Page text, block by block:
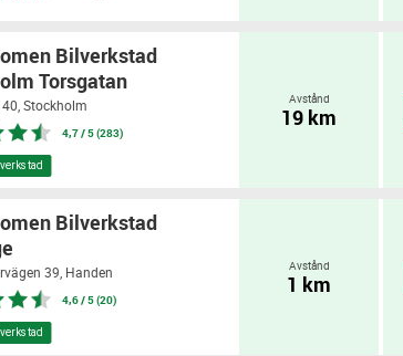
Bilverkstad
Torsgatan
Stockholm
4,7 / 5 (283)
Avstånd
19 km
Bilverkstad
39, Handen
4,6 / 5 (20)
Avstånd
1 km